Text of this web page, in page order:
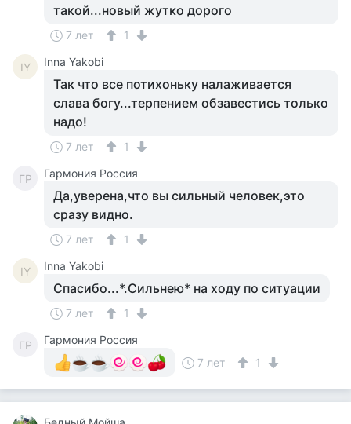
такой...новый жутко дорого
7 лет 1
IY Inna Yakobi
Так что все потихоньку налаживается
слава богу...терпением обзавестись только
надо!
7 лет 1
ГР Гармония Россия
Да,уверена,что вы сильный человек,это
сразу видно.
7 лет 1
IY Inna Yakobi
Спасибо...*.Сильнею* на ходу по ситуации
7 лет 1
ГР
Гармония Россия
7 лет
1